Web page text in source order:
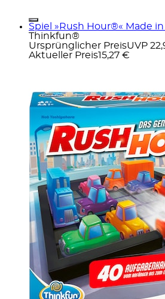
Spiel »Rush Hour®« Made
Thinkfun®
Ursprünglicher PreisUVP
Aktueller Preis15,27 €